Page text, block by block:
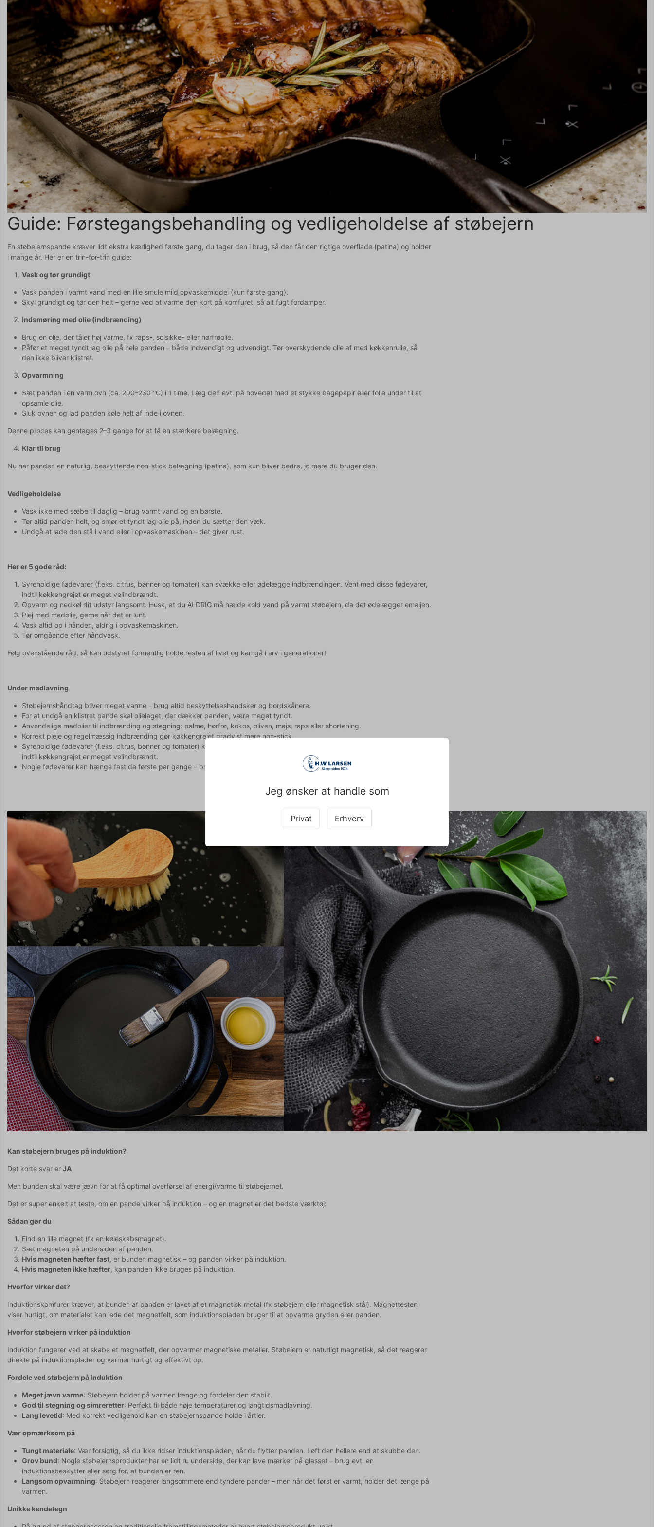
Jeg ønsker at handle som
Privat Erhverv
Guide: Førstegangsbehandling og vedligeholdelse af støbejern
En støbejernspande kræver lidt ekstra kærlighed første gang, du tager den i brug, så den får den rigtige overflade (patina) og holder
i mange år. Her er en trin-for-trin guide:
Vask og tør grundigt
Vask panden i varmt vand med en lille smule mild opvaskemiddel (kun første gang).
Skyl grundigt og tør den helt – gerne ved at varme den kort på komfuret, så alt fugt fordamper.
Indsmøring med olie (indbrænding)
Brug en olie, der tåler høj varme, fx raps-, solsikke- eller hørfrøolie.
Påfør et meget tyndt lag olie på hele panden – både indvendigt og udvendigt. Tør overskydende olie af med køkkenrulle, så
den ikke bliver klistret.
Opvarmning
Sæt panden i en varm ovn (ca. 200–230 °C) i 1 time. Læg den evt. på hovedet med et stykke bagepapir eller folie under til at
opsamle olie.
Sluk ovnen og lad panden køle helt af inde i ovnen.
Denne proces kan gentages 2–3 gange for at få en stærkere belægning.
Klar til brug
Nu har panden en naturlig, beskyttende non-stick belægning (patina), som kun bliver bedre, jo mere du bruger den.
Vedligeholdelse
Vask ikke med sæbe til daglig – brug varmt vand og en børste.
Tør altid panden helt, og smør et tyndt lag olie på, inden du sætter den væk.
Undgå at lade den stå i vand eller i opvaskemaskinen – det giver rust.
Her er 5 gode råd:
Syreholdige fødevarer (f.eks. citrus, bønner og tomater) kan svække eller ødelægge indbrændingen. Vent med disse fødevarer,
indtil køkkengrejet er meget velindbrændt.
Opvarm og nedkøl dit udstyr langsomt. Husk, at du ALDRIG må hælde kold vand på varmt støbejern, da det ødelægger emaljen.
Plej med madolie, gerne når det er lunt.
Vask altid op i hånden, aldrig i opvaskemaskinen.
Tør omgående efter håndvask.
Følg ovenstående råd, så kan udstyret formentlig holde resten af livet og kan gå i arv i generationer!
Under madlavning
Støbejernshåndtag bliver meget varme – brug altid beskyttelseshandsker og bordskånere.
For at undgå en klistret pande skal olielaget, der dækker panden, være meget tyndt.
Anvendelige madolier til indbrænding og stegning: palme, hørfrø, kokos, oliven, majs, raps eller shortening.
Korrekt pleje og regelmæssig indbrænding gør køkkengrejet gradvist mere non-stick.
Syreholdige fødevarer (f.eks. citrus, bønner og tomater) kan svække eller ødelægge indbrændingen. Vent med disse fødevarer,
indtil køkkengrejet er meget velindbrændt.
Nogle fødevarer kan hænge fast de første par gange – brug lidt ekstra madolie, indtil indbrændingen er stærk og stabil.
Kan støbejern bruges på induktion?
Det korte svar er JA
Men bunden skal være jævn for at få optimal overførsel af energi/varme til støbejernet.
Det er super enkelt at teste, om en pande virker på induktion – og en magnet er det bedste værktøj:
Sådan gør du
Find en lille magnet (fx en køleskabsmagnet).
Sæt magneten på undersiden af panden.
Hvis magneten hæfter fast, er bunden magnetisk – og panden virker på induktion.
Hvis magneten ikke hæfter, kan panden ikke bruges på induktion.
Hvorfor virker det?
Induktionskomfurer kræver, at bunden af panden er lavet af et magnetisk metal (fx støbejern eller magnetisk stål). Magnettesten
viser hurtigt, om materialet kan lede det magnetfelt, som induktionspladen bruger til at opvarme gryden eller panden.
Hvorfor støbejern virker på induktion
Induktion fungerer ved at skabe et magnetfelt, der opvarmer magnetiske metaller. Støbejern er naturligt magnetisk, så det reagerer
direkte på induktionsplader og varmer hurtigt og effektivt op.
Fordele ved støbejern på induktion
Meget jævn varme: Støbejern holder på varmen længe og fordeler den stabilt.
God til stegning og simreretter: Perfekt til både høje temperaturer og langtidsmadlavning.
Lang levetid: Med korrekt vedligehold kan en støbejernspande holde i årtier.
Vær opmærksom på
Tungt materiale: Vær forsigtig, så du ikke ridser induktionspladen, når du flytter panden. Løft den hellere end at skubbe den.
Grov bund: Nogle støbejernsprodukter har en lidt ru underside, der kan lave mærker på glasset – brug evt. en
induktionsbeskytter eller sørg for, at bunden er ren.
Langsom opvarmning: Støbejern reagerer langsommere end tyndere pander – men når det først er varmt, holder det længe på
varmen.
Unikke kendetegn